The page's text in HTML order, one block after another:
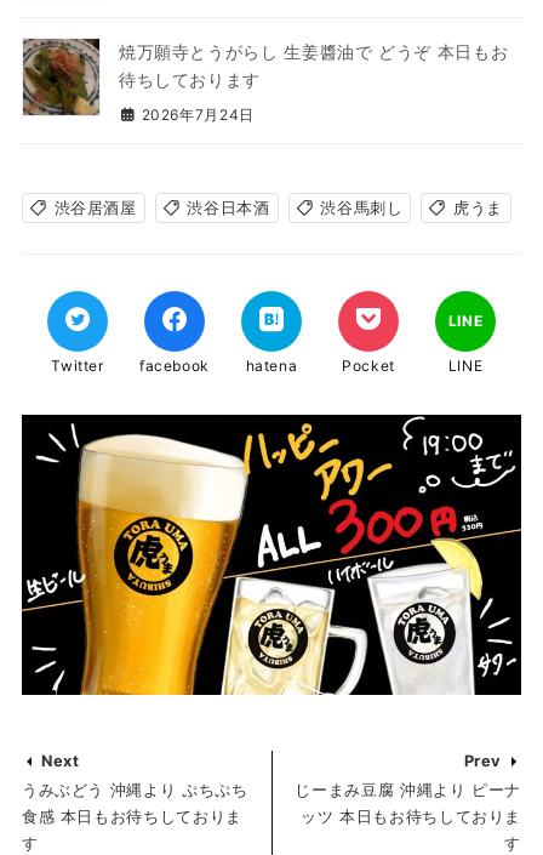
焼万願寺とうがらし 生姜醬油で どうぞ 本日もお
待ちしております
2026年7月24日
渋谷居酒屋 渋谷日本酒 渋谷馬刺し 虎うま
Twitter facebook hatena Pocket
LINE
LINE
Next
うみぶどう 沖縄より ぷちぷち
食感 本日もお待ちしておりま
す
Prev
じーまみ豆腐 沖縄より ピーナ
ッツ 本日もお待ちしておりま
す